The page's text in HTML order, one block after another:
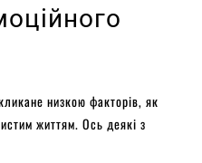
низкою факторів, як
життям. Ось деякі з